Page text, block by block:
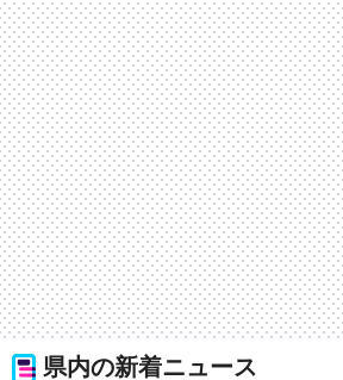
県内の新着ニュース